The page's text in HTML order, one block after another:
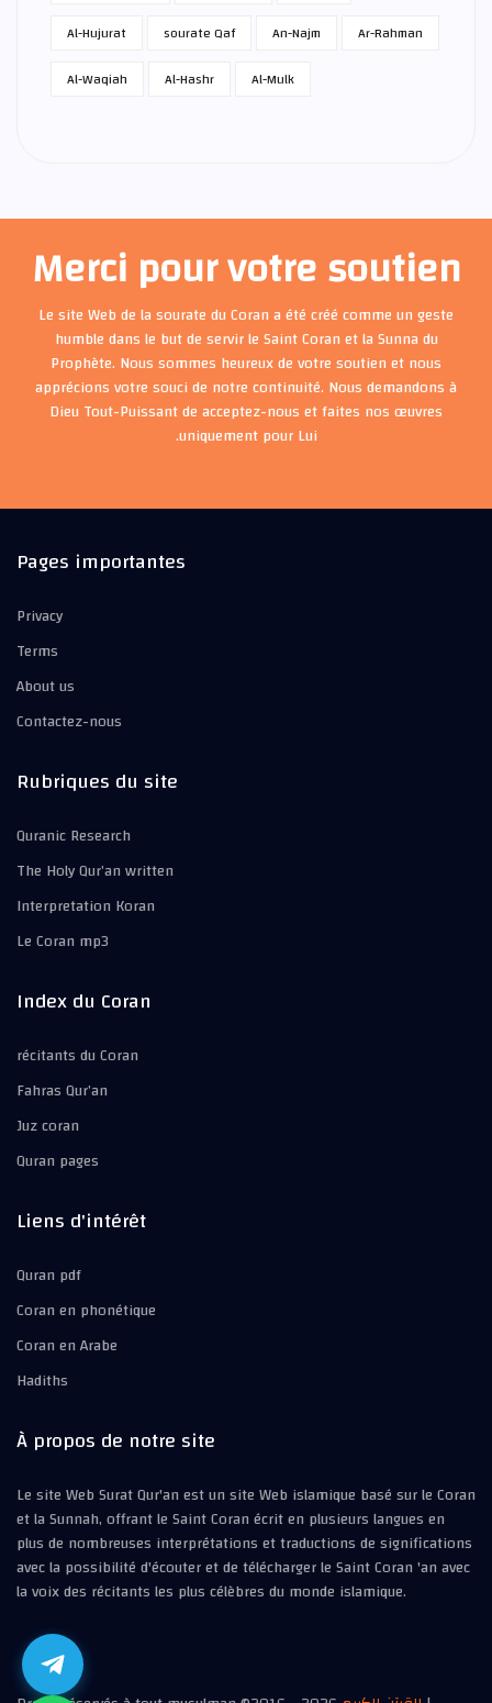
Al-Hujurat
sourate Qaf An-Najm
Ar-Rahman
Al-Waqiah
Al-Hashr Al-Mulk
Merci pour votre soutien
Le site Web de la sourate du Coran a été créé comme un geste
humble dans le but de servir le Saint Coran et la Sunna du
Prophète. Nous sommes heureux de votre soutien et nous
apprécions votre souci de notre continuité. Nous demandons à
Dieu Tout-Puissant de acceptez-nous et faites nos œuvres
uniquement pour Lui.
Pages importantes
Privacy
Terms
About us
Contactez-nous
Rubriques du site
Quranic Research
The Holy Qur’an written
Interpretation Koran
Le Coran mp3
Index du Coran
récitants du Coran
Fahras Qur’an
Juz coran
Quran pages
Liens d'intérêt
Quran pdf
Coran en phonétique
Coran en Arabe
Hadiths
À propos de notre site
Le site Web Surat Qur'an est un site Web islamique basé sur le Coran
et la Sunnah, offrant le Saint Coran écrit en plusieurs langues en
plus de nombreuses interprétations et traductions de significations
avec la possibilité d'écouter et de télécharger le Saint Coran 'an avec
la voix des récitants les plus célèbres du monde islamique.